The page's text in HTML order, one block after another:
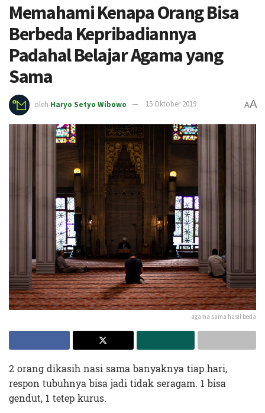
Memahami Kenapa Orang Bisa
Berbeda Kepribadiannya
Padahal Belajar Agama yang
Sama
oleh Haryo Setyo Wibowo 15 Oktober 2019 AA
agama sama hasil beda
2 orang dikasih nasi sama banyaknya tiap hari,
respon tubuhnya bisa jadi tidak seragam. 1 bisa
gendut, 1 tetep kurus.